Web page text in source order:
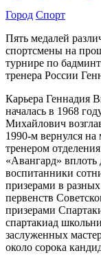
Город Спорт
Пять медалей
спортсмены на
турнире по
тренера России
Карьера Геннадия
началась в 1968
Михайлович
1990-м вернулся
тренером
«Авангард»
воспитанники
призерами в
первенств
призерами
спартакиад
заслуженных
около сорока